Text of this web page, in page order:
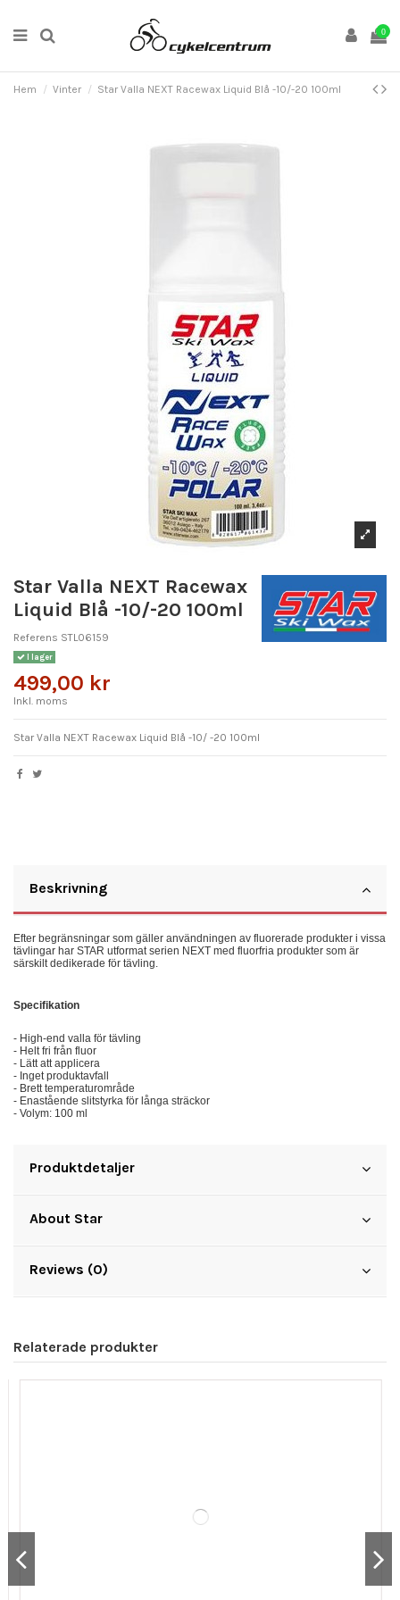
0
Hem Vinter Star Valla NEXT Racewax Liquid Blå -10/-20 100ml
Star Valla NEXT Racewax
Liquid Blå -10/-20 100ml
Referens STL06159
I lager
499,00 kr
Inkl. moms
Star Valla NEXT Racewax Liquid Blå -10/ -20 100ml
Beskrivning
Efter begränsningar som gäller användningen av fluorerade produkter i vissa
tävlingar har STAR utformat serien NEXT med fluorfria produkter som är
särskilt dedikerade för tävling.
Specifikation
- High-end valla för tävling
- Helt fri från fluor
- Lätt att applicera
- Inget produktavfall
- Brett temperaturområde
- Enastående slitstyrka för långa sträckor
- Volym: 100 ml
Produktdetaljer
About Star
Reviews (0)
Relaterade produkter